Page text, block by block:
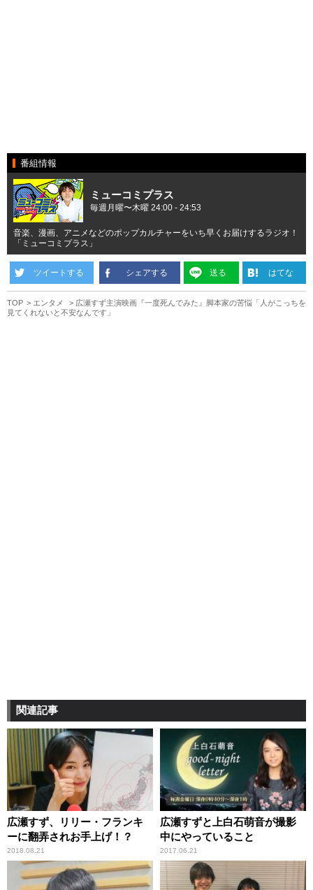
番組情報
ミューコミプラス
毎週月曜〜木曜 24:00 - 24:53
音楽、漫画、アニメなどのポップカルチャーをいち早くお届けするラジオ！
「ミューコミプラス」
ツイートする シェアする 送る はてな
TOP エンタメ
広瀬すず主演映画『一度死んでみた』脚本家の苦悩「人がこっちを
見てくれないと不安なんです」
関連記事
広瀬すず、リリー・フランキ
ーに翻弄されお手上げ！？
2018.08.21
広瀬すずと上白石萌音が撮影
中にやっていること
2017.06.21